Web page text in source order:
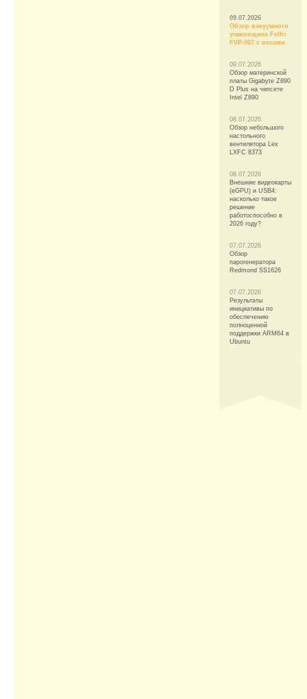
09.07.2026
Обзор вакуумного
упаковщика Felfri
FVP-007 с весами
09.07.2026
Обзор материнской
платы Gigabyte Z890
D Plus на чипсете
Intel Z890
08.07.2026
Обзор небольшого
настольного
вентилятора Lex
LXFC 8373
08.07.2026
Внешние видеокарты
(eGPU) и USB4:
насколько такое
решение
работоспособно в
2026 году?
07.07.2026
Обзор
парогенератора
Redmond SS1626
07.07.2026
Результаты
инициативы по
обеспечению
полноценной
поддержки ARM64 в
Ubuntu